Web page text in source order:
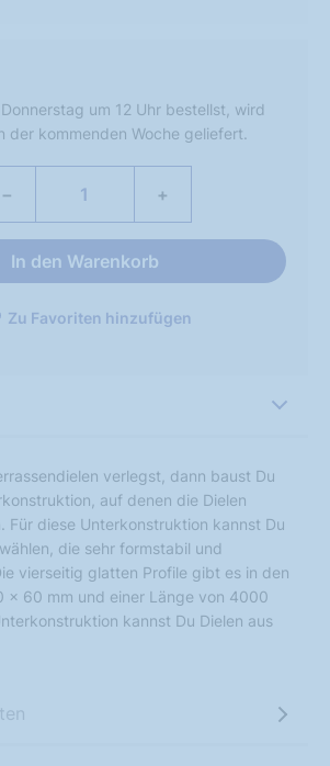
um 12 Uhr bestellst, wird
der kommenden Woche geliefert.
− +
In den Warenkorb
Zu Favoriten hinzufügen
verlegst, dann baust Du
auf denen die Dielen
Für diese Unterkonstruktion kannst Du
die sehr formstabil und
vierseitig glatten Profile gibt es in den
x 60 mm und einer Länge von 4000
kannst Du Dielen aus